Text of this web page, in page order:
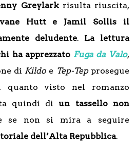
Greylarkrisulta riuscita,
Hutt e Jamil Sollis il
deludente. La lettura
ha apprezzato Fuga da Valo,
di Kildo e Tep-Tepprosegue
quanto visto nel romanzo
quindi diun tassello non
se non si mira a seguire
dell’Alta Repubblica.